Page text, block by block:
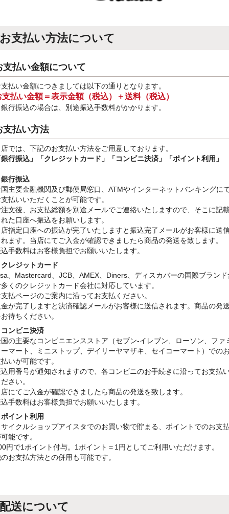
お支払い方法について
支払い金額について
払い金額につきましては以下の通りとなります。
支払い金額＝表示金額（税込）＋送料（税込）
行振込の場合は、別途振込手数料がかかります。
支払い方法
では、下記のお支払い方法をご用意しております。
行振込」
「クレジットカード」「コンビニ決済」「ポイント利用」
行振込
主要金融機関及び郵便局窓口、ATMやインターネットバンキングに
払いいただくことが可能です。
文後、お支払総額を別途メールでご連絡いたしますので、そこに記
た口座へ振込をお願いします。
指定口座への振込が完了いたしますと振込完了メールがお客様に送
ます。当店にてご入金が確認できましたら商品の発送を致します。
手数料はお客様負担でお願いいたします。
レジットカード
、Mastercard、JCB、AMEX、Diners、ディスカバーの国際ブランド
くのクレジットカード会社に対応しています。
払ページのご案内に沿ってお支払ください。
が完了しますと決済確認メールがお客様に送信されます。商品の発
待ちください。
ンビニ決済
の主要なコンビニエンスストア（セブン-イレブン、ローソン、ファ
マート、ミニストップ、デイリーヤマザキ、セイコーマート）での
いが可能です。
用番号が通知されますので、各コンビニのお手続きに沿ってお支払
さい。
にてご入金が確認できましたら商品の発送を致します。
手数料はお客様負担でお願いいたします。
イント利用
イクルショップアイスタでのお買い物で貯まる、ポイントでのお支
能です。
円で1ポイント付与。1ポイント＝1円としてご利用いただけます。
お支払方法との併用も可能です。
配送について